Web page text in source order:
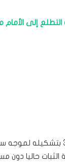
التطلع إلى
شكّل سعر النحاس تهديد حقيقي لثبات الدعم المحوري
حاليا دون